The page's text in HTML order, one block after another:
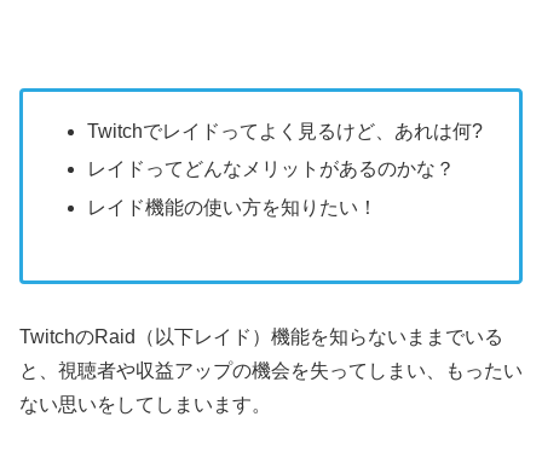
Twitchでレイドってよく見るけど、あれは何?
レイドってどんなメリットがあるのかな？
レイド機能の使い方を知りたい！
TwitchのRaid（以下レイド）機能を知らないままでいる
と、視聴者や収益アップの機会を失ってしまい、もったい
ない思いをしてしまいます。